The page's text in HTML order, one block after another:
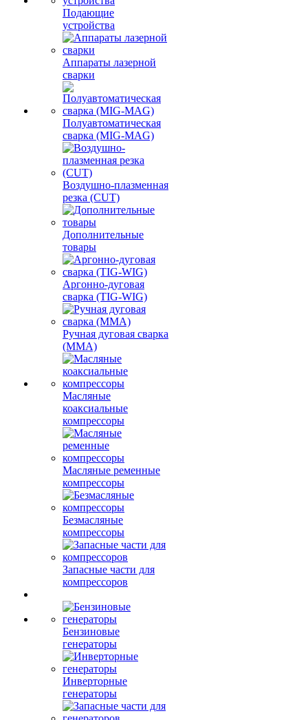
Подающие
устройства
Аппараты лазерной
сварки
Полуавтоматическая
сварка (MIG-MAG)
Воздушно-плазменная
резка (CUT)
Дополнительные
товары
Аргонно-дуговая
сварка (TIG-WIG)
Ручная дуговая сварка
(MMA)
Масляные
коаксиальные
компрессоры
Масляные ременные
компрессоры
Безмасляные
компрессоры
Запасные части для
компрессоров
Бензиновые
генераторы
Инверторные
генераторы